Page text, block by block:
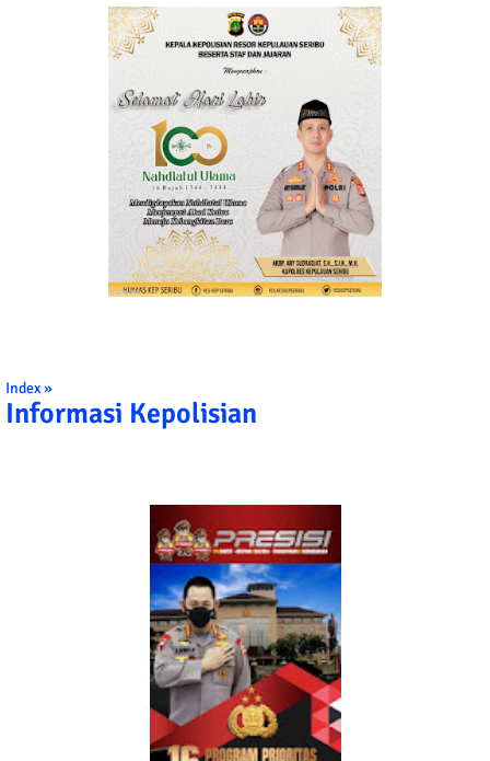
Index »
Informasi Kepolisian